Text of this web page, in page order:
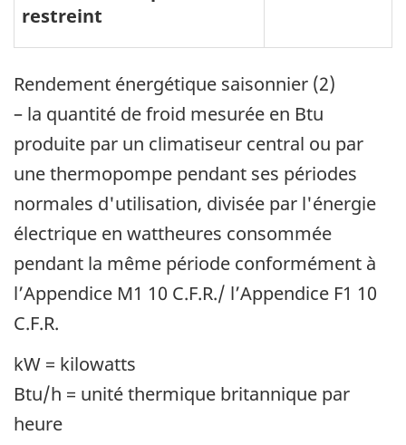
restreint
Rendement énergétique saisonnier (2)
– la quantité de froid mesurée en Btu
produite par un climatiseur central ou par
une thermopompe pendant ses périodes
normales d'utilisation, divisée par l'énergie
électrique en wattheures consommée
pendant la même période conformément à
l’Appendice M1 10 C.F.R./ l’Appendice F1 10
C.F.R.
kW = kilowatts
Btu/h = unité thermique britannique par
heure